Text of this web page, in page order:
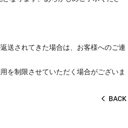
送されてきた場合は、お客様へのご連
を制限させていただく場合がございま
BACK